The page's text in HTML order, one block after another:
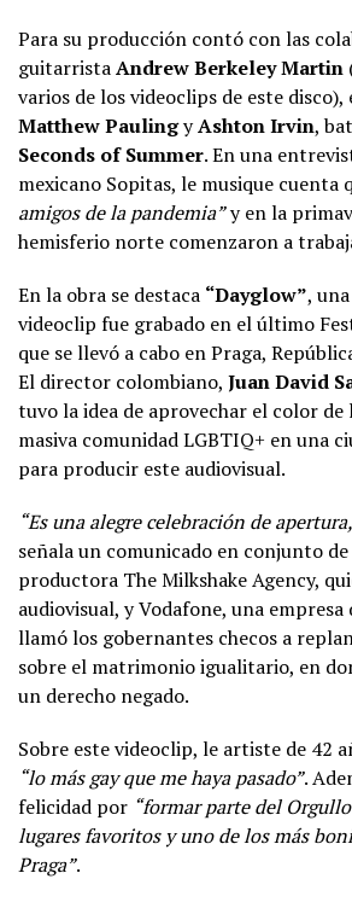
Para su producción contó con las
guitarristaAndrew Berkeley Martin
varios de los videoclips de este
Matthew PaulingyAshton Irvin,
Seconds of Summer. En una
mexicano Sopitas, le musique cuenta
amigos de la pandemia”y en la
hemisferio norte comenzaron a
En la obra se destaca “Dayglow”,
videoclip fue grabado en el último
que se llevó a cabo en Praga,
El director colombiano, Juan David
tuvo la idea de aprovechar el color de
masiva comunidad LGBTIQ+ en una
para producir este audiovisual.
“Es una alegre celebración de
señala un comunicado en conjunto
productora The Milkshake Agency,
audiovisual, y Vodafone, una
llamó los gobernantes checos a
sobre el matrimonio igualitario, en
un derecho negado.
Sobre este videoclip, le artiste de 42
“lo más gay que me haya pasado”.
felicidad por “formar parte del
lugares favoritos y uno de los más
Praga”.